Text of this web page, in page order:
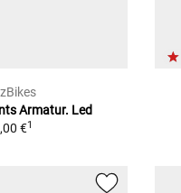
Armatur. Led
€1